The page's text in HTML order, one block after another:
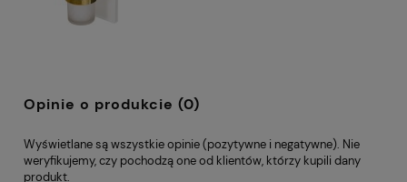
Opinie o produkcie (0)
Wyświetlane są wszystkie opinie (pozytywne i negatywne). Nie
weryfikujemy, czy pochodzą one od klientów, którzy kupili dany
produkt.